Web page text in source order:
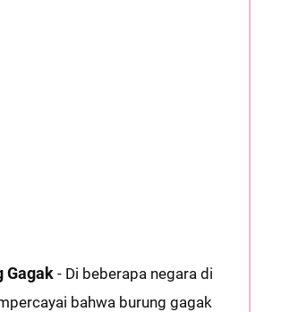
Gagak- Di beberapa negara di
bahwa burung gagak